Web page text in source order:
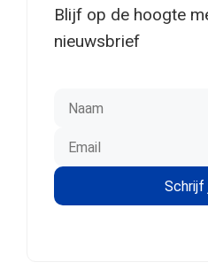
Blijf op de hoogte
nieuwsbrief